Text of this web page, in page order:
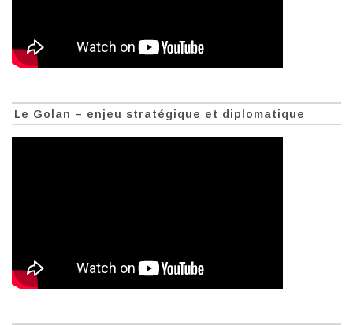
Le Golan – enjeu stratégique et diplomatique